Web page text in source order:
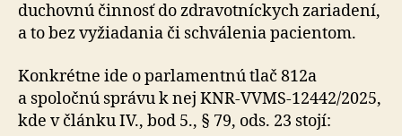
zákona
duchovnú činnosť do zdravotníckych zariadení,
a to bez vyžiadania či schválenia pacientom.
Konkrétne ide o parlamentnú tlač 812a
a spoločnú správu k nej KNR-VVMS-12442/2025,
kde v článku IV., bod 5., § 79, ods. 23 stojí: